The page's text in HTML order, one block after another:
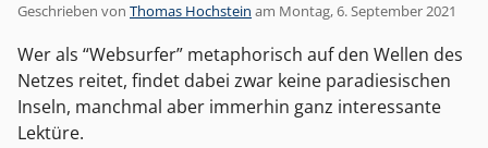
Geschrieben von Thomas Hochstein am Montag, 6. September 2021
Wer als “Websurfer” metaphorisch auf den Wellen des
Netzes reitet, findet dabei zwar keine paradiesischen
Inseln, manchmal aber immerhin ganz interessante
Lektüre.